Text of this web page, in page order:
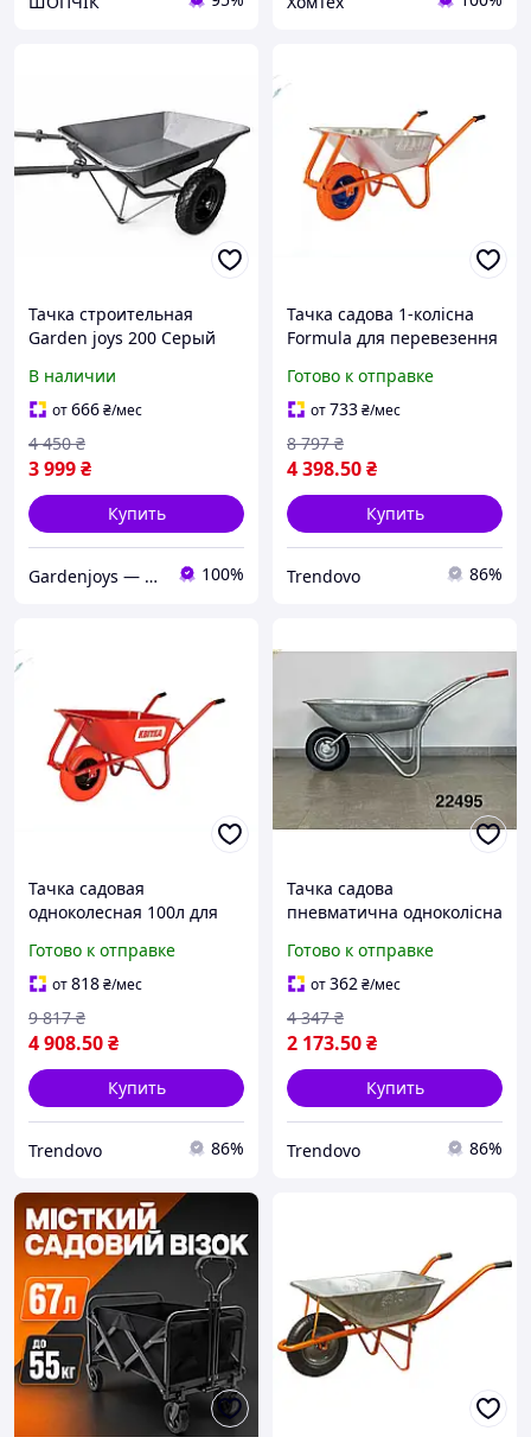
Тачка строительная
Garden joys 200 Серый
песка Тачка для
строительства
В наличии
от666₴/мес
3 999₴
4 450 ₴
Купить
Gardenjoys — тачки, колеса та комплектуючі для саду і будівництва 100%
Тачка садова 1-колісна
Formula для перевезення
літрів з оцинкованим
кузовом
Готово к отправке
от733₴/мес
4 398.50₴
8 797 ₴
Купить
Trendovo 86%
Тачка садовая
одноколесная 100л для
оцинкованная сталь
180кг
Готово к отправке
от818₴/мес
4 908.50₴
9 817 ₴
Купить
Trendovo 86%
Тачка садова
пневматична одноколісна
вантажів до 120кг легка
та міцна
Готово к отправке
от362₴/мес
2 173.50₴
4 347 ₴
Купить
Trendovo 86%